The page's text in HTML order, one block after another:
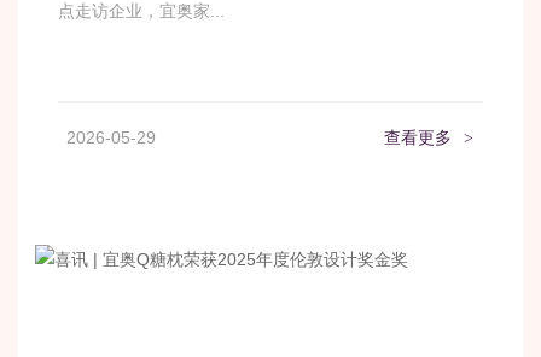
点走访企业，宜奥家...
2026-05-29 查看更多 >